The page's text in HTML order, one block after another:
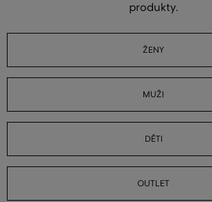
produkty.
ŽENY
MUŽI
DĚTI
OUTLET